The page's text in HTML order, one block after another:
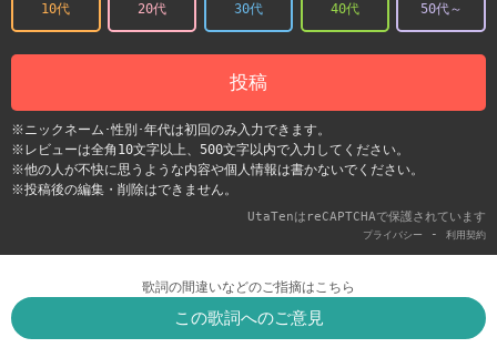
10代 20代 30代 40代 50代～
投稿
※ニックネーム･性別･年代は初回のみ入力できます。
※レビューは全角10文字以上、500文字以内で入力してください。
※他の人が不快に思うような内容や個人情報は書かないでください。
※投稿後の編集・削除はできません。
UtaTenはreCAPTCHAで保護されています
プライバシー - 利用契約
歌詞の間違いなどのご指摘はこちら
この歌詞へのご意見